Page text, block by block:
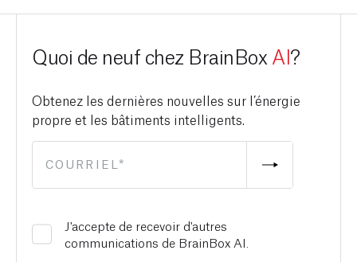
Quoi de neuf chez BrainBox AI?
Obtenez les dernières nouvelles sur l’énergie
propre et les bâtiments intelligents.
J'accepte de recevoir d'autres
communications de BrainBox AI.